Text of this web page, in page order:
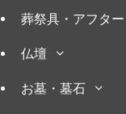
葬祭具・アフター
仏壇
お墓・墓石